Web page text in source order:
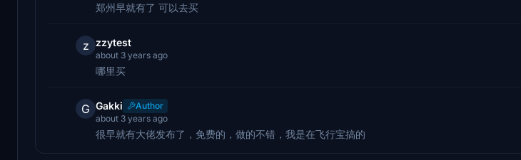
郑州早就有了 可以去买
z zzytest
about 3 years ago
哪里买
G Gakki
Author
about 3 years ago
很早就有大佬发布了，免费的，做的不错，我是在飞行宝搞的